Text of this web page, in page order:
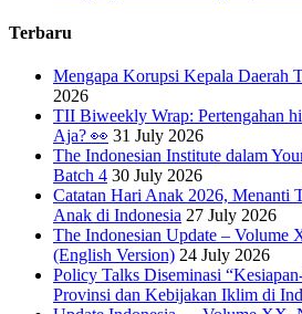
Terbaru
Mengapa Korupsi Kepala Daerah
2026
TII Biweekly Wrap: Pertengahan
Aja? 👀 31 July 2026
The Indonesian Institute dalam
Batch 4 30 July 2026
Catatan Hari Anak 2026, Menanti
Anak di Indonesia 27 July 2026
The Indonesian Update – Volume
(English Version) 24 July 2026
Policy Talks Diseminasi
Provinsi dan Kebijakan Iklim di